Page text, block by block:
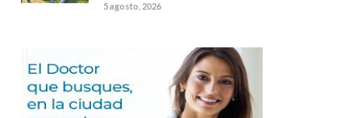
5 agosto, 2026